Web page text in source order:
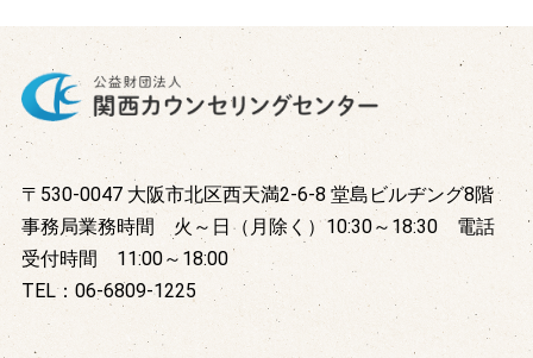
〒530-0047 大阪市北区西天満2-6-8 堂島ビルヂング8階
事務局業務時間 火～日（月除く）10:30～18:30 電話
受付時間 11:00～18:00
TEL：06-6809-1225